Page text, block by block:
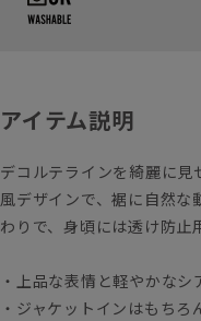
アイテム説明
デコルテラインを綺麗に
風デザインで、裾に自然
わりで、身頃には透け防
・上品な表情と軽やかな
・ジャケットインはもち